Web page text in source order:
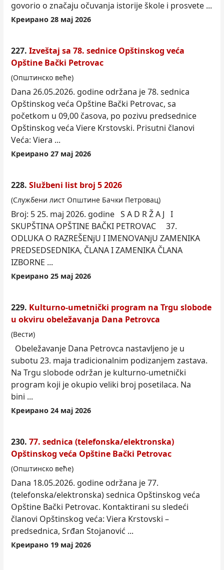
govorio o značaju očuvanja istorije škole i prosvete ...
Креирано 28 мај 2026
227. Izveštaj sa 78. sednice Opštinskog veća
Opštine Bački Petrovac
(Општинско веће)
Dana 26.05.2026. godine održana je 78. sednica
Opštinskog veća Opštine Bački Petrovac, sa
početkom u 09,00 časova, po pozivu predsednice
Opštinskog veća Viere Krstovski. Prisutni članovi
Veća: Viera ...
Креирано 27 мај 2026
228. Službeni list broj 5 2026
(Службени лист Општине Бачки Петровац)
Broj: 5 25. maj 2026. godine S A D R Ž A J I
SKUPŠTINA OPŠTINE BAČKI PETROVAC 37.
ODLUKA O RAZREŠENjU I IMENOVANjU ZAMENIKA
PREDSEDSEDNIKA, ČLANA I ZAMENIKA ČLANA
IZBORNE ...
Креирано 25 мај 2026
229. Kulturno-umetnički program na Trgu slobode
u okviru obeležavanja Dana Petrovca
(Вести)
Obeležavanje Dana Petrovca nastavljeno je u
subotu 23. maja tradicionalnim podizanjem zastava.
Na Trgu slobode održan je kulturno-umetnički
program koji je okupio veliki broj posetilaca. Na
bini ...
Креирано 24 мај 2026
230. 77. sednica (telefonska/elektronska)
Opštinskog veća Opštine Bački Petrovac
(Општинско веће)
Dana 18.05.2026. godine održana je 77.
(telefonska/elektronska) sednica Opštinskog veća
Opštine Bački Petrovac. Kontaktirani su sledeći
članovi Opštinskog veća: Viera Krstovski –
predsednica, Srđan Stojanović ...
Креирано 19 мај 2026